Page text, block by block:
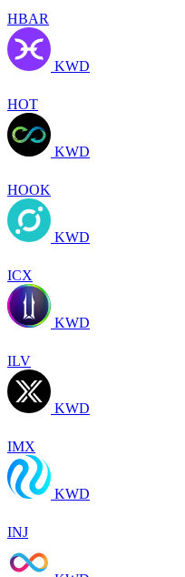
HBAR
KWD
HOT
KWD
HOOK
KWD
ICX
KWD
ILV
KWD
IMX
KWD
INJ